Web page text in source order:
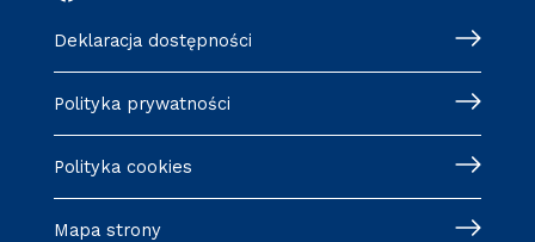
Deklaracja dostępności
Polityka prywatności
Polityka cookies
Mapa strony